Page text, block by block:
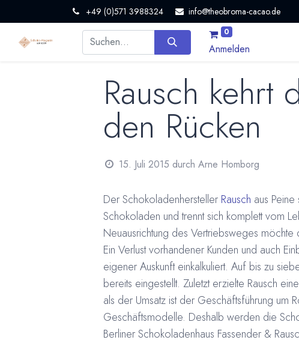
+49 (0)571 3988324 info@theobroma-cacao.de
0
Anmelden
Rausch kehrt
den Rücken
15. Juli 2015 durch Arne Homborg
Der Schokoladenhersteller Rausch aus
Schokoladen und trennt sich komplett vom
Neuausrichtung des Vertriebsweges möchte
Ein Verlust vorhandener Kunden und auch
eigener Auskunft einkalkuliert. Auf bis zu
bereits eingestellt. Zuletzt erzielte Rausch
als der Umsatz ist der Geschäftsführung um
Geschäftsmodelle. Deshalb werden die
Berliner Schokoladenhaus Fassender &